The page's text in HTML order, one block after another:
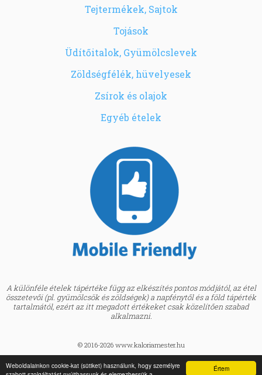
Értem
Weboldalainkon cookie-kat (sütiket) használunk, hogy személyre
Tejtermékek, Sajtok
Tojások
Üdítőitalok, Gyümölcslevek
Zöldségfélék, hüvelyesek
Zsírok és olajok
Egyéb ételek
A különféle ételek tápértéke függ az elkészítés pontos módjától, az étel
összetevői (pl. gyümölcsök és zöldségek) a napfénytől és a föld tápérték
tartalmától, ezért az itt megadott értékeket csak közelítően szabad
alkalmazni.
© 2016-2026 www.kaloriamester.hu